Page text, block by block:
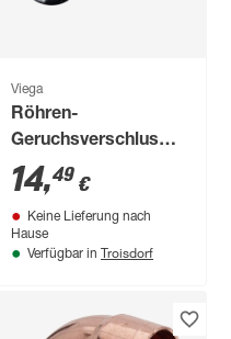
Viega
Röhren-
Geruchsverschluss
Messing 1 1/4"
14,49 €
Keine Lieferung nach
Hause
Verfügbar in Troisdorf